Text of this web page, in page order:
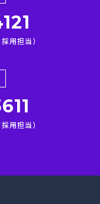
⽤担当）
⽤担当）